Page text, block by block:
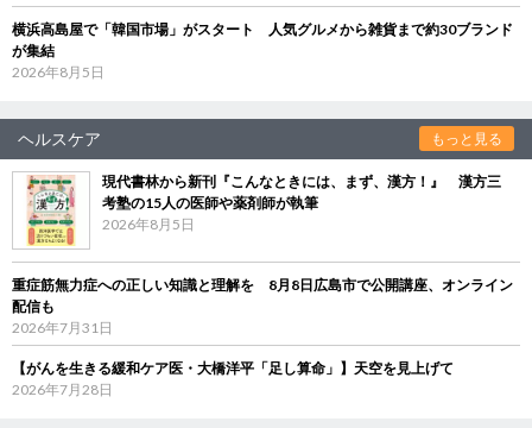
横浜高島屋で「韓国市場」がスタート 人気グルメから雑貨まで約30ブランド
が集結
2026年8月5日
ヘルスケア もっと見る
現代書林から新刊『こんなときには、まず、漢方！』 漢方三
考塾の15人の医師や薬剤師が執筆
2026年8月5日
重症筋無力症への正しい知識と理解を 8月8日広島市で公開講座、オンライン
配信も
2026年7月31日
【がんを生きる緩和ケア医・大橋洋平「足し算命」】天空を見上げて
2026年7月28日